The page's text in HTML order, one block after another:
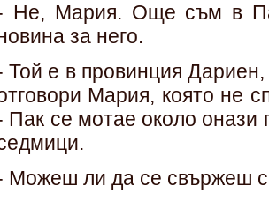
Не, Мария. Още съм в
за него.
Той е в провинция
Мария, която не
Пак се мотае около онази
Можеш ли да се свържеш с